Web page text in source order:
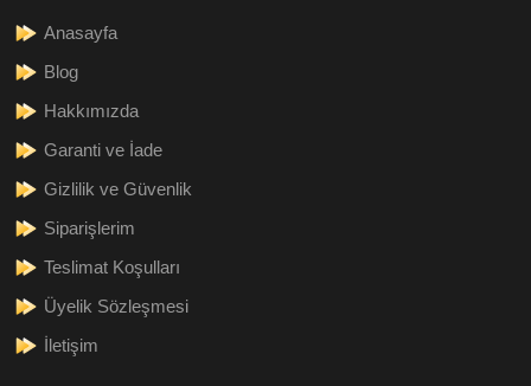
Anasayfa
Blog
Hakkımızda
Garanti ve İade
Gizlilik ve Güvenlik
Siparişlerim
Teslimat Koşulları
Üyelik Sözleşmesi
İletişim